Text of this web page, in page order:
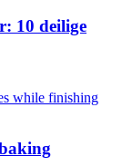
10 deilige